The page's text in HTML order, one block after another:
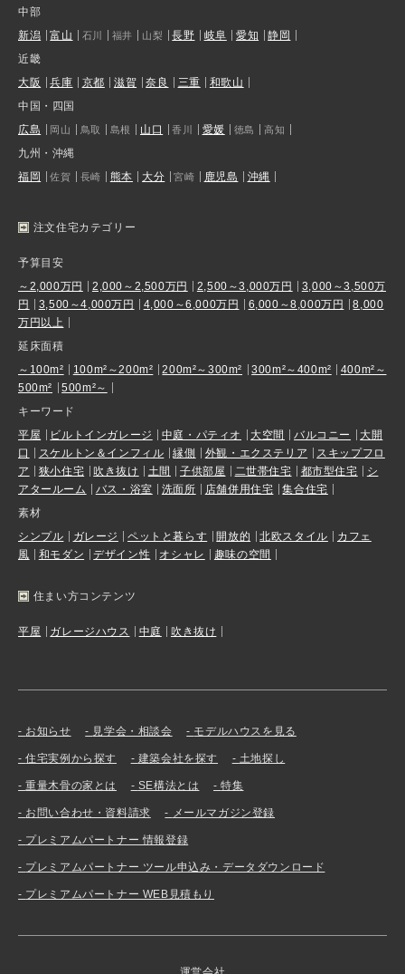
中部
新潟
富山 石川 福井 山梨 長野 岐阜 愛知
静岡
近畿
大阪
兵庫 京都 滋賀 奈良 三重
和歌山
中国・四国
広島
岡山 鳥取 島根 山口 香川 愛媛 徳島 高知
九州・沖縄
福岡
佐賀 長崎 熊本 大分 宮崎 鹿児島 沖縄
注文住宅カテゴリー
予算目安
～2,000万円
2,000～2,500万円 2,500～3,000万円
3,000～3,500万
円
3,500～4,000万円 4,000～6,000万円 6,000～8,000万円
8,000
万円以上
延床面積
～100m²
100m²～200m² 200m²～300m² 300m²～400m²
400m²～
500m²
500m²～
キーワード
平屋
ビルトインガレージ 中庭・パティオ 大空間 バルコニー
大開
口
スケルトン＆インフィル 縁側 外観・エクステリア
スキップフロ
ア
狭小住宅 吹き抜け 土間 子供部屋 二世帯住宅 都市型住宅
シ
アタールーム
バス・浴室 洗面所 店舗併用住宅
集合住宅
素材
シンプル
ガレージ ペットと暮らす 開放的 北欧スタイル
カフェ
風
和モダン デザイン性 オシャレ 趣味の空間
住まい方コンテンツ
平屋 ガレージハウス 中庭 吹き抜け
お知らせ 見学会・相談会 モデルハウスを見る
住宅実例から探す 建築会社を探す 土地探し
重量木骨の家とは SE構法とは 特集
お問い合わせ・資料請求 メールマガジン登録
プレミアムパートナー 情報登録
プレミアムパートナー ツール申込み・データダウンロード
プレミアムパートナー WEB見積もり